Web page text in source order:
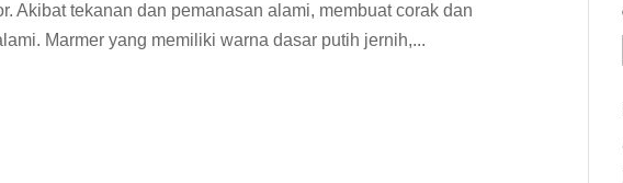
Akibat tekanan dan pemanasan alami, membuat corak dan
Marmer yang memiliki warna dasar putih jernih,...